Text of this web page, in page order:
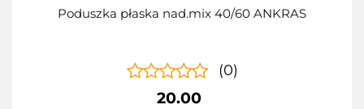
Poduszka płaska nad.mix 40/60 ANKRAS
(0)
20.00